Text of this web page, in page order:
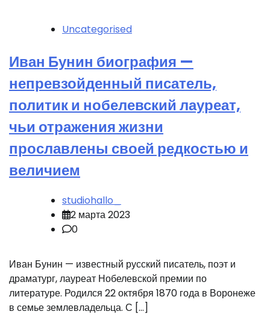
Uncategorised
Иван Бунин биография —
непревзойденный писатель,
политик и нобелевский лауреат,
чьи отражения жизни
прославлены своей редкостью и
величием
studiohallo_
2 марта 2023
0
Иван Бунин — известный русский писатель, поэт и
драматург, лауреат Нобелевской премии по
литературе. Родился 22 октября 1870 года в Воронеже
в семье землевладельца. С […]